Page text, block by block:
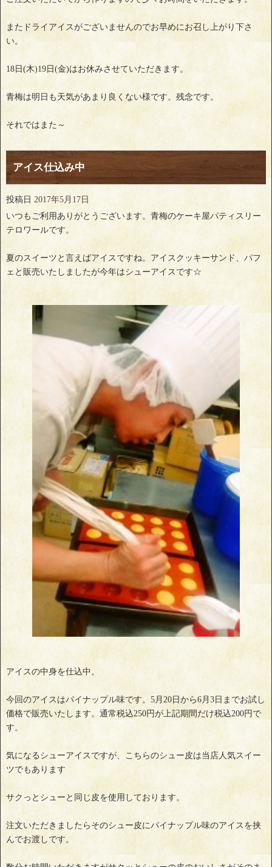
またドライアイスがございませんのでお早めにお召し上がり下さ
い。
18日(木)19日(金)はお休みさせていただきます。
青梅は明日も天気があまり良くない様です。残念です。
それではまた～
アイス仕込み中
投稿日 2017年5月17日
いつもご利用ありがとうございます。青梅のケーキ屋パティスリー
テロワールです。
夏のスイーツと言えばアイスですね。アイスクッキーサンド、パフ
ェと販売いたしましたが今年はシューアイスです☆
アイスの中身を仕込中。
今回のアイスはパイナップル味です。5月20日から6月3日までお試し
価格で販売いたします。通常税込250円が上記期間だけ税込200円で
す。
気になるシューアイスですが、こちらのシュー皮は当店人気スイー
ツでもあります
サクっとシューと同じ皮を使用しております。
注文いただきましたらそのシュー皮にパイナップル味のアイスを挟
んでお渡しです。